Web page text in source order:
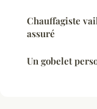
Chauffagiste
assuré
Un gobelet